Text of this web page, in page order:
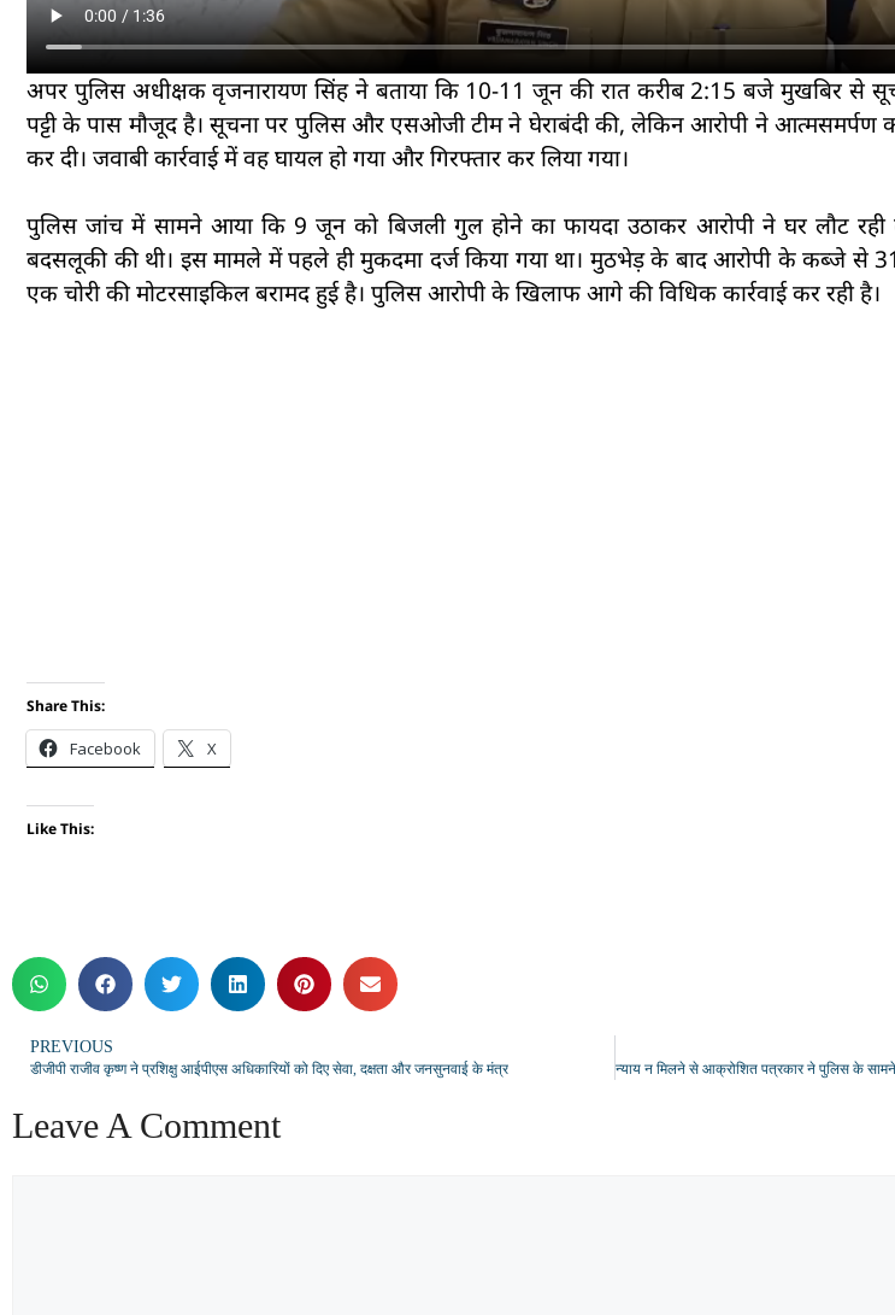
अपर पुलिस अधीक्षक वृजनारायण सिंह ने बताया कि 10-11 जून की रात करीब 2:15 बजे मुखबिर से
पट्टी के पास मौजूद है। सूचना पर पुलिस और एसओजी टीम ने घेराबंदी की, लेकिन आरोपी ने
कर दी। जवाबी कार्रवाई में वह घायल हो गया और गिरफ्तार कर लिया गया।
पुलिस जांच में सामने आया कि 9 जून को बिजली गुल होने का फायदा उठाकर आरोपी ने घर लौट
बदसलूकी की थी। इस मामले में पहले ही मुकदमा दर्ज किया गया था। मुठभेड़ के बाद आरोपी के कब्जे से
एक चोरी की मोटरसाइकिल बरामद हुई है। पुलिस आरोपी के खिलाफ आगे की विधिक कार्रवाई कर रही है।
Share This:
Facebook X
Like This:
PREVIOUS
डीजीपी राजीव कृष्ण ने प्रशिक्षु आईपीएस अधिकारियों को दिए सेवा, दक्षता और जनसुनवाई के मंत्र
Leave A Comment